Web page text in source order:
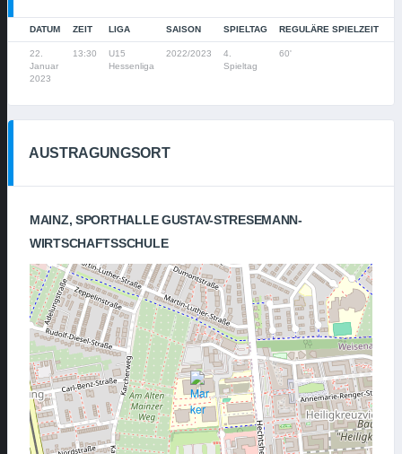
DATUM ZEIT LIGA SAISON SPIELTAG REGULÄRE SPIELZEIT
22.
Januar
2023
13:30
U15
Hessenliga
2022/2023
4.
Spieltag
60'
AUSTRAGUNGSORT
MAINZ, SPORTHALLE GUSTAV-STRESEMANN-
WIRTSCHAFTSSCHULE